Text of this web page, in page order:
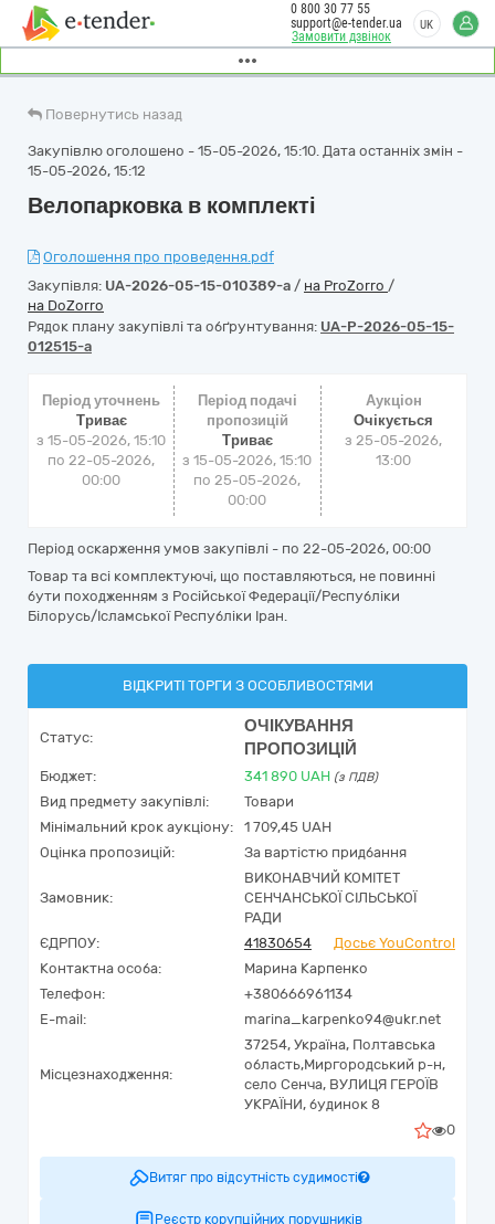
Замовити дзвінок
0 800 30 77 55
support@e-tender.ua
UK
Повернутись назад
Закупівлю оголошено - 15-05-2026, 15:10. Дата останніх змін -
15-05-2026, 15:12
Велопарковка в комплекті
Оголошення про проведення.pdf
Закупівля: UA-2026-05-15-010389-a / на ProZorro /
на DoZorro
Рядок плану закупівлі та обґрунтування: UA-P-2026-05-15-
012515-a
Період уточнень
Триває
з 15-05-2026, 15:10
по 22-05-2026,
00:00
Період подачі
пропозицій
Триває
з 15-05-2026, 15:10
по 25-05-2026,
00:00
Аукціон
Очікується
з25-05-2026,
13:00
Період оскарження умов закупівлі - по 22-05-2026, 00:00
Товар та всі комплектуючі, що поставляються, не повинні
бути походженням з Російської Федерації/Республіки
Білорусь/Ісламської Республіки Іран.
ВІДКРИТІ ТОРГИ З ОСОБЛИВОСТЯМИ
Статус:
ОЧІКУВАННЯ
ПРОПОЗИЦІЙ
Бюджет: 341 890 UAH (з ПДВ)
Вид предмету закупівлі:
Товари
Мінімальний крок аукціону:
1 709,45 UAH
Оцінка пропозицій:
За вартістю придбання
Замовник:
ВИКОНАВЧИЙ КОМІТЕТ
СЕНЧАНСЬКОЇ СІЛЬСЬКОЇ
РАДИ
ЄДРПОУ:
41830654
Досьє YouControl
Контактна особа:
Марина Карпенко
Телефон:
+380666961134
E-mail:
marina_karpenko94@ukr.net
Місцезнаходження:
37254, Україна, Полтавська
область,Миргородський р-н,
село Сенча, ВУЛИЦЯ ГЕРОЇВ
УКРАЇНИ, будинок 8
0
Витяг про відсутність судимості
Реєстр корупційних порушників